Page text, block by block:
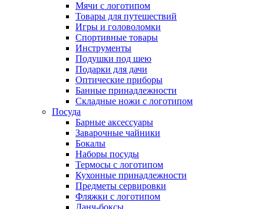
Мячи с логотипом
Товары для путешествий
Игры и головоломки
Спортивные товары
Инструменты
Подушки под шею
Подарки для дачи
Оптические приборы
Банные принадлежности
Складные ножи с логотипом
Посуда
Барные аксессуары
Заварочные чайники
Бокалы
Наборы посуды
Термосы с логотипом
Кухонные принадлежности
Предметы сервировки
Фляжки с логотипом
Ланч-боксы